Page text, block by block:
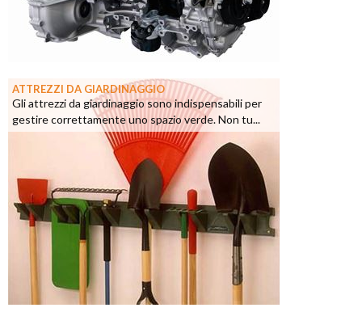
ATTREZZI DA GIARDINAGGIO
Gli attrezzi da giardinaggio sono indispensabili per
gestire correttamente uno spazio verde. Non tu...